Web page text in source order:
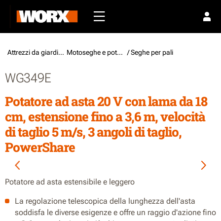
Attrezzi da giardino / Motoseghe e potatori / Seghe per pali
WG349E
Potatore ad asta 20 V con lama da 18
cm, estensione fino a 3,6 m, velocità
di taglio 5 m/s, 3 angoli di taglio,
PowerShare
Potatore ad asta estensibile e leggero
La regolazione telescopica della lunghezza dell'asta
soddisfa le diverse esigenze e offre un raggio d'azione fino